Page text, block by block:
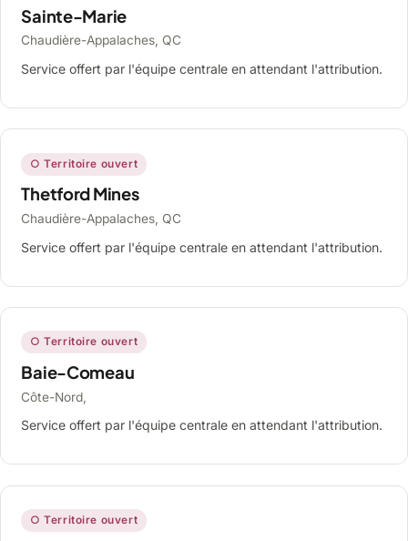
Sainte-Marie
Chaudière-Appalaches, QC
Service offert par l'équipe centrale en attendant l'attribution.
○ Territoire ouvert
Thetford Mines
Chaudière-Appalaches, QC
Service offert par l'équipe centrale en attendant l'attribution.
○ Territoire ouvert
Baie-Comeau
Côte-Nord,
Service offert par l'équipe centrale en attendant l'attribution.
○ Territoire ouvert